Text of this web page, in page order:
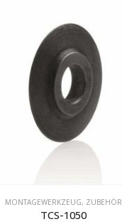
MONTAGEWERKZEUG, ZUBEHÖR
TCS-1050